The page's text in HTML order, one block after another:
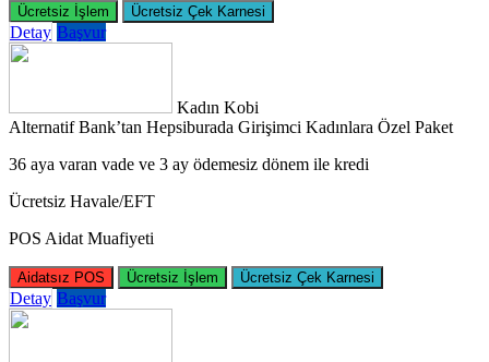
Ücretsiz İşlem Ücretsiz Çek Karnesi
Detay Başvur
Kadın Kobi
Alternatif Bank’tan Hepsiburada Girişimci Kadınlara Özel Paket
36 aya varan vade ve 3 ay ödemesiz dönem ile kredi
Ücretsiz Havale/EFT
POS Aidat Muafiyeti
Aidatsız POS Ücretsiz İşlem Ücretsiz Çek Karnesi
Detay Başvur